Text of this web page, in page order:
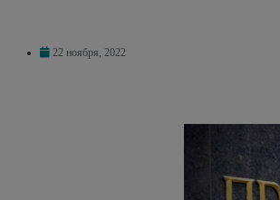
22 ноября, 2022